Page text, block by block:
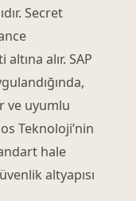
Secret
alır. SAP
ve uyumlu
Teknoloji’nin
hale
altyapısı